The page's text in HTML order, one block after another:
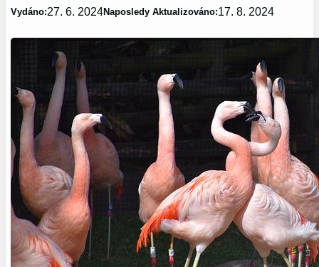
Vydáno:27. 6. 2024Naposledy Aktualizováno:17. 8. 2024